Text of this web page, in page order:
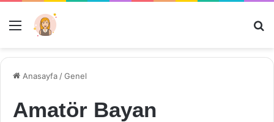
Menü
Anasayfa /Genel
Amatör Bayan